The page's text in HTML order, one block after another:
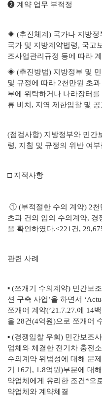
❷ 계약 업무 부적정
◈ (추진체계) 국가나 지방정
국가 및 지방계약법령, 국고
조사업관리규정 등에 따라
◈ (추진방법) 지방정부 및
및 규정에 따라 2천만원 초
부에 위탁하거나 나라장터
류 비치, 지역 제한입찰 및
(점검사항) 지방정부와 민간
령, 지침 및 규정의 위반 여
□ 지적사항
① (부적절한 수의 계약) 2천
초과 건의 임의 수의계약,
을 확인하였다.<221건,
관련 사례
▪ (쪼개기 수의계약) 민간보
션 구축 사업’을 하면서
쪼개어 계약(’21.7.27.에 14
을 28건(4억원)으로 쪼개어
▪ (경쟁입찰 우회) 민간보조
업체와 체결한 전기차 충전
수의계약 위법성에 대해 문
기 16기, 1.8억원)부분에 대
약업체에게 유리한 조건*으
약업체와 계약체결